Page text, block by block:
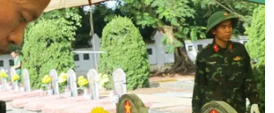
từ nguồn - Giải
rạch TP Hồ Chí